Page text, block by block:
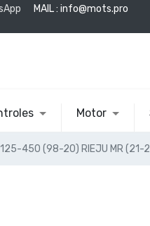
MAIL :info@mots.pro
Motor
450 (98-20) RIEJU MR (21-